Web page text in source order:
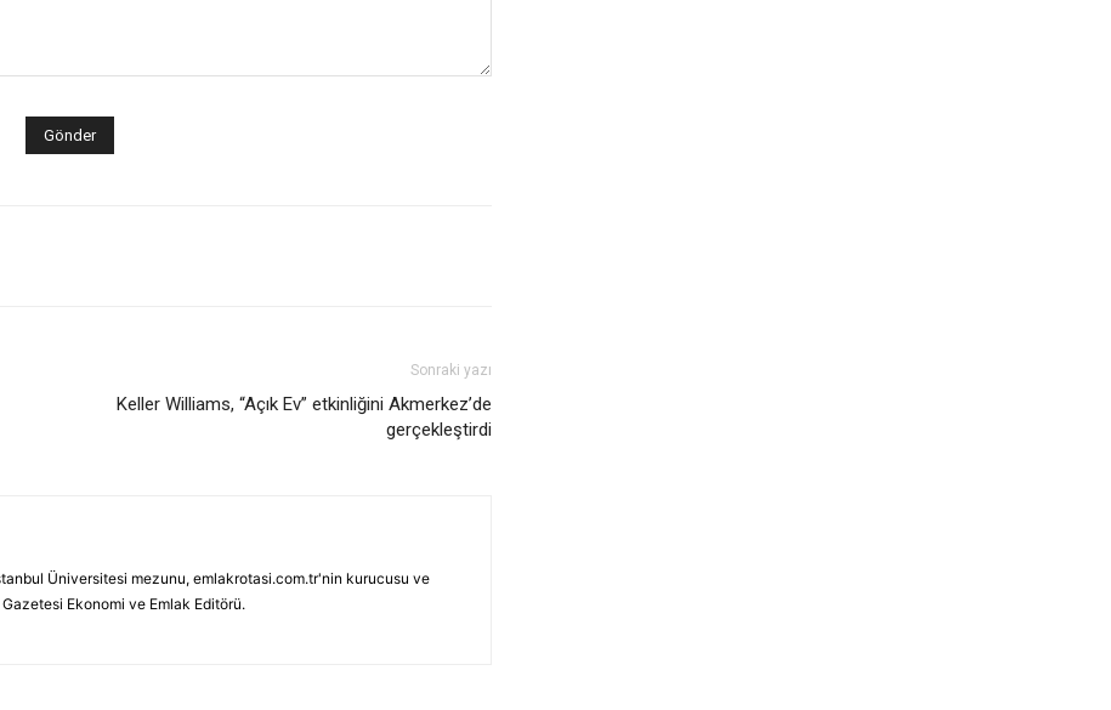
Sonraki yazı
Keller Williams, “Açık Ev” etkinliğini Akmerkez’de
gerçekleştirdi
Üniversitesi mezunu, emlakrotasi.com.tr'nin kurucusu ve
Ekonomi ve Emlak Editörü.